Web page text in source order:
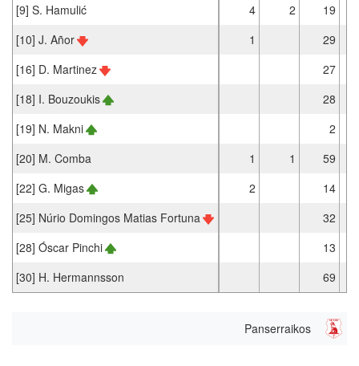
[9] S. Hamulić
4 2
19
[10] J. Añor
1
29
[16] D. Martinez
27
[18] I. Bouzoukis
28
[19] N. Makni
2
[20] M. Comba
1 1
59
[22] G. Migas
2
14
[25] Núrio Domingos Matias Fortuna
32
[28] Óscar Pinchi
13
[30] H. Hermannsson
69
Panserraikos